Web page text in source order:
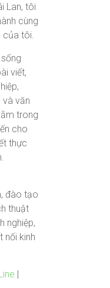
Lan, tôi
cùng
của tôi.
viết,
và văn
trong
cho
thực
đào tạo
thuật
nghiệp,
nối kinh
|